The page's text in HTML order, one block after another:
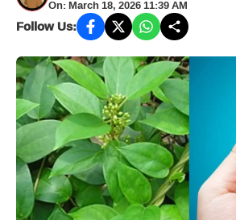
On: March 18, 2026 11:39 AM
Follow Us: